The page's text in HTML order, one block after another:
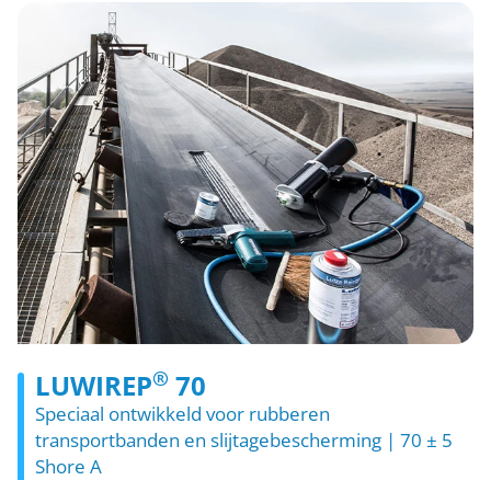
LUWIREP® 70
Speciaal ontwikkeld voor rubberen
transportbanden en slijtagebescherming | 70 ± 5
Shore A